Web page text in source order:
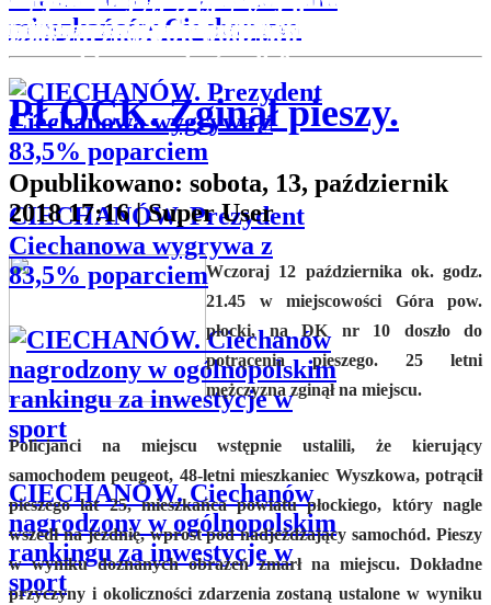
mieszkańców Ciechanowa
CIECHANÓW. Prezydent
Ciechanowa wygrywa z
83,5% poparciem
CIECHANÓW. Ciechanów
nagrodzony w ogólnopolskim
rankingu za inwestycje w
sport
Dziś zarząd województwa mazowieckiego
o przekierowaniu środk&o...
wyborów na prezydenta Ciechanowa....
„Aktywizacja ...
zaprezentowane zostały wiz...
bezpiecznego ruchu drogowego, gdzie
nowoczesnej edukacji&rdqu...
PŁOCK. Zginął pieszy.
Opublikowano: sobota, 13, październik
2018 17:16|Super User
Wczoraj 12 października ok. godz.
21.45 w miejscowości Góra pow.
płocki, na DK nr 10 doszło do
potrącenia pieszego. 25 letni
mężczyzna zginął na miejscu.
Policjanci na miejscu wstępnie ustalili, że kierujący
samochodem peugeot, 48-letni mieszkaniec Wyszkowa, potrącił
pieszego lat 25, mieszkańca powiatu płockiego, który nagle
wszedł na jezdnię, wprost pod nadjeżdżający samochód. Pieszy
w wyniku doznanych obrażeń zmarł na miejscu. Dokładne
przyczyny i okoliczności zdarzenia zostaną ustalone w wyniku
zdarzenia
zostaną
ustalone
w
wyniku
przeprowadzonego
postępowania